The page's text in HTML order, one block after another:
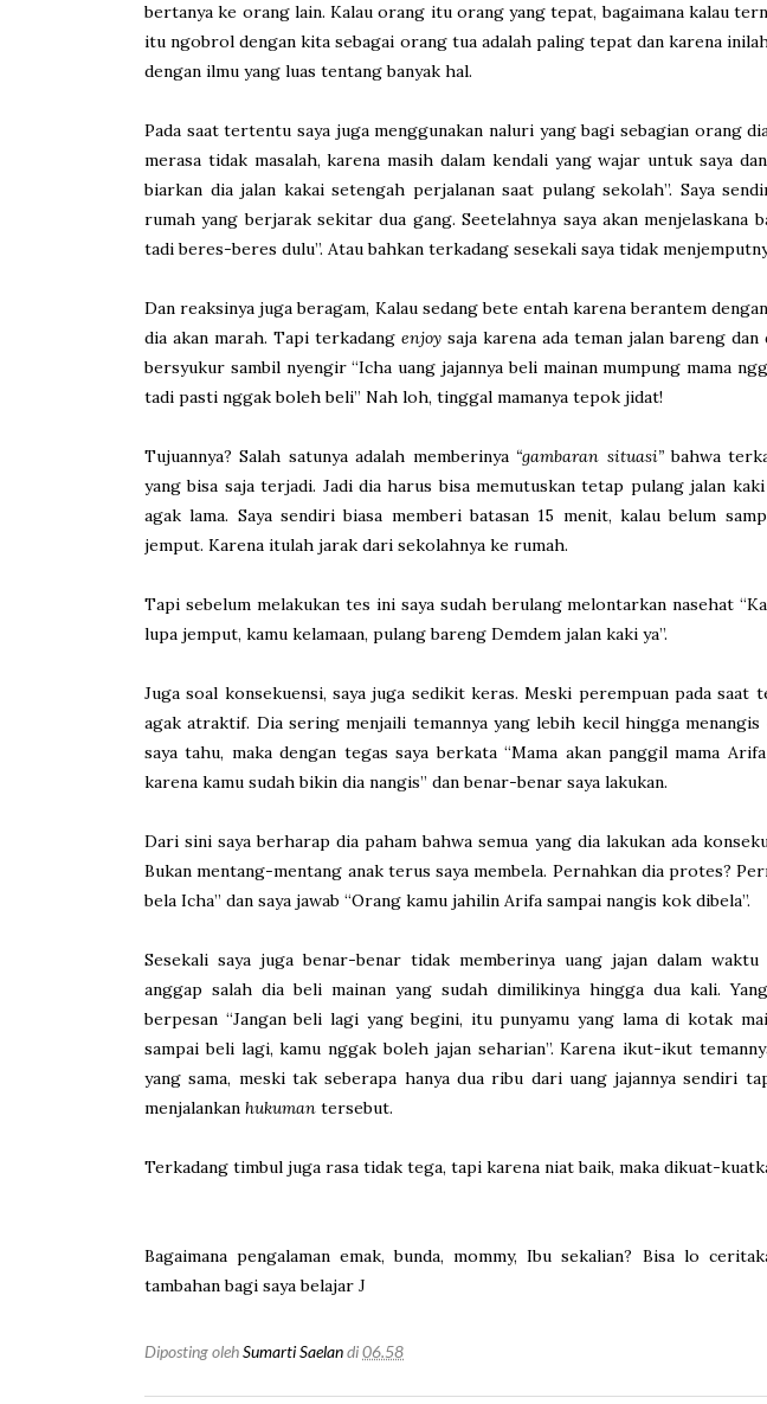
bertanya ke orang lain. Kalau orang itu orang yang tepat, bagaimana kalau
itu ngobrol dengan kita sebagai orang tua adalah paling tepat dan karena
dengan ilmu yang luas tentang banyak hal.
Pada saat tertentu saya juga menggunakan naluri yang bagi sebagian orang
merasa tidak masalah, karena masih dalam kendali yang wajar untuk saya
biarkan dia jalan kakai setengah perjalanan saat pulang sekolah”. Saya
rumah yang berjarak sekitar dua gang. Seetelahnya saya akan menjelaskana
tadi beres-beres dulu”. Atau bahkan terkadang sesekali saya tidak
Dan reaksinya juga beragam, Kalau sedang bete entah karena berantem
dia akan marah. Tapi terkadang enjoy saja karena ada teman jalan bareng
bersyukur sambil nyengir “Icha uang jajannya beli mainan mumpung mama
tadi pasti nggak boleh beli” Nah loh, tinggal mamanya tepok jidat!
Tujuannya? Salah satunya adalah memberinya “gambaran situasi”bahwa
yang bisa saja terjadi. Jadi dia harus bisa memutuskan tetap pulang jalan
agak lama. Saya sendiri biasa memberi batasan 15 menit, kalau belum
jemput. Karena itulah jarak dari sekolahnya ke rumah.
Tapi sebelum melakukan tes ini saya sudah berulang melontarkan nasehat
lupa jemput, kamu kelamaan, pulang bareng Demdem jalan kaki ya”.
Juga soal konsekuensi, saya juga sedikit keras. Meski perempuan pada saat
agak atraktif. Dia sering menjaili temannya yang lebih kecil hingga menangis
saya tahu, maka dengan tegas saya berkata “Mama akan panggil mama
karena kamu sudah bikin dia nangis” dan benar-benar saya lakukan.
Dari sini saya berharap dia paham bahwa semua yang dia lakukan ada
Bukan mentang-mentang anak terus saya membela. Pernahkan dia protes?
bela Icha” dan saya jawab “Orang kamu jahilin Arifa sampai nangis kok dibela”.
Sesekali saya juga benar-benar tidak memberinya uang jajan dalam
anggap salah dia beli mainan yang sudah dimilikinya hingga dua kali.
berpesan “Jangan beli lagi yang begini, itu punyamu yang lama di kotak
sampai beli lagi, kamu nggak boleh jajan seharian”. Karena ikut-ikut
yang sama, meski tak seberapa hanya dua ribu dari uang jajannya sendiri
menjalankan hukuman tersebut.
Terkadang timbul juga rasa tidak tega, tapi karena niat baik, maka dikuat-
Bagaimana pengalaman emak, bunda, mommy, Ibu sekalian? Bisa lo
tambahan bagi saya belajar J
Diposting olehSumarti Saelandi06.58